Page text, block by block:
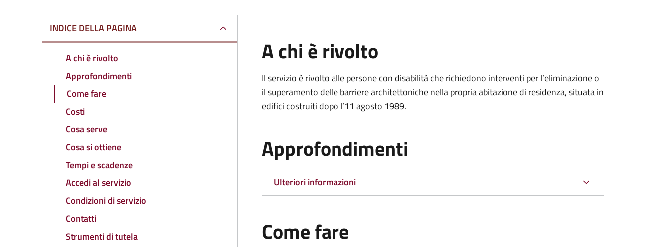
INDICE DELLA PAGINA
A chi è rivolto
Approfondimenti
Come fare
Costi
Cosa serve
Cosa si ottiene
Tempi e scadenze
Accedi al servizio
Condizioni di servizio
Contatti
Strumenti di tutela
A chi è rivolto
Il servizio è rivolto alle persone con disabilità che richiedono interventi per l’eliminazione o
il superamento delle barriere architettoniche nella propria abitazione di residenza, situata in
edifici costruiti dopo l’11 agosto 1989.
Approfondimenti
Ulteriori informazioni
Come fare